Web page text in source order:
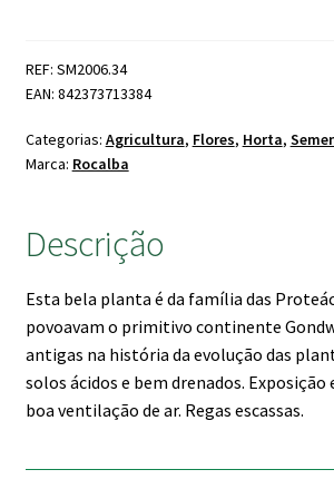
REF: SM2006.34
EAN: 842373713384
Categorias: Agricultura, Flores, Horta,
Marca: Rocalba
Descrição
Esta bela planta é da família das
povoavam o primitivo continente
antigas na história da evolução das
solos ácidos e bem drenados.
boa ventilação de ar. Regas escassas.